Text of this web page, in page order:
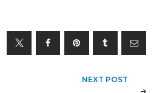
NEXT POST